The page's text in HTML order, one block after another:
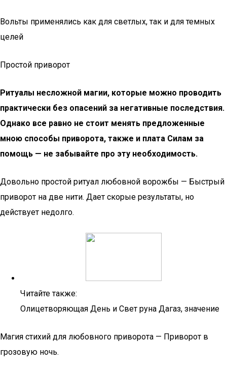
Вольты применялись как для светлых, так и для темных
целей
Простой приворот
Ритуалы несложной магии, которые можно проводить
практически без опасений за негативные последствия.
Однако все равно не стоит менять предложенные
мною способы приворота, также и плата Силам за
помощь — не забывайте про эту необходимость.
Довольно простой ритуал любовной ворожбы — Быстрый
приворот на две нити. Дает скорые результаты, но
действует недолго.
Читайте также:
Олицетворяющая День и Свет руна Дагаз, значение
Магия стихий для любовного приворота — Приворот в
грозовую ночь.